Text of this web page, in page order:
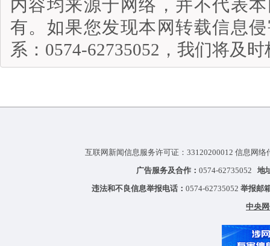
内容均来源于网络，并不代表
有。如果您发现本网转载信息
系：0574-62735052，我们将及
互联网新闻信息服务许可证：33120200012 信息网
广告服务及合作： 0574-62735052 地
违法和不良信息举报电话： 0574-62735052 举报邮
中央